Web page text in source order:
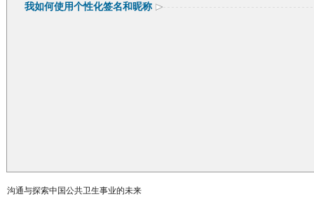
我如何使用个性化签名和昵称
沟通与探索中国公共卫生事业的未来